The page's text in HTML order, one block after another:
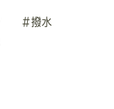
#撥水